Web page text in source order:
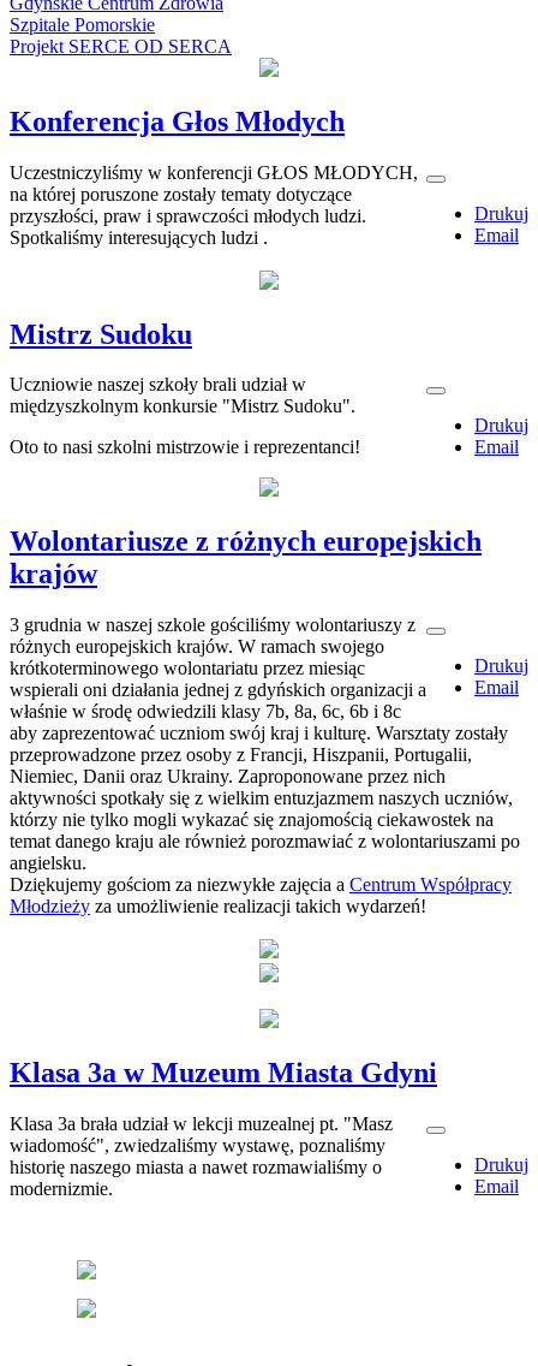
Szpitale Pomorskie
Projekt SERCE OD SERCA
Konferencja Głos Młodych
Drukuj
Email
Uczestniczyliśmy w konferencji GŁOS MŁODYCH,
na której poruszone zostały tematy dotyczące
przyszłości, praw i sprawczości młodych ludzi.
Spotkaliśmy interesujących ludzi .
Mistrz Sudoku
Drukuj
Email
Uczniowie naszej szkoły brali udział w
międzyszkolnym konkursie "Mistrz Sudoku".
Oto to nasi szkolni mistrzowie i reprezentanci!
Wolontariusze z różnych europejskich
krajów
Drukuj
Email
3 grudnia w naszej szkole gościliśmy wolontariuszy z
różnych europejskich krajów. W ramach swojego
krótkoterminowego wolontariatu przez miesiąc
wspierali oni działania jednej z gdyńskich organizacji a
właśnie w środę odwiedzili klasy 7b, 8a, 6c, 6b i 8c
aby zaprezentować uczniom swój kraj i kulturę. Warsztaty zostały
przeprowadzone przez osoby z Francji, Hiszpanii, Portugalii,
Niemiec, Danii oraz Ukrainy. Zaproponowane przez nich
aktywności spotkały się z wielkim entuzjazmem naszych uczniów,
którzy nie tylko mogli wykazać się znajomością ciekawostek na
temat danego kraju ale również porozmawiać z wolontariuszami po
angielsku.
Dziękujemy gościom za niezwykłe zajęcia a Centrum Współpracy
Młodzieży za umożliwienie realizacji takich wydarzeń!
Klasa 3a w Muzeum Miasta Gdyni
Drukuj
Email
Klasa 3a brała udział w lekcji muzealnej pt. "Masz
wiadomość", zwiedzaliśmy wystawę, poznaliśmy
historię naszego miasta a nawet rozmawialiśmy o
modernizmie.